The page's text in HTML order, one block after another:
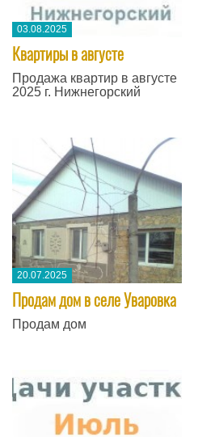
03.08.2025
Квартиры в августе
Продажа квартир в августе
2025 г. Нижнегорский
20.07.2025
Продам дом в селе Уваровка
Продам дом